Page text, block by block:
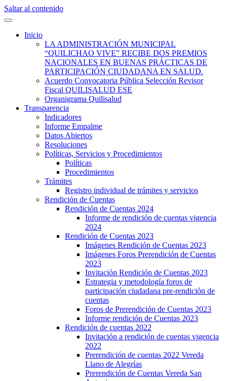
Saltar al contenido
Quilisalud
Inicio
LA ADMINISTRACIÓN MUNICIPAL
“QUILICHAO VIVE” RECIBE DOS PREMIOS
NACIONALES EN BUENAS PRÁCTICAS DE
PARTICIPACIÓN CIUDADANA EN SALUD.
Acuerdo Convocatoria Pública Selección Revisor
Fiscal QUILISALUD ESE
Organigrama Quilisalud
Transparencia
Indicadores
Informe Empalme
Datos Abiertos
Resoluciones
Políticas, Servicios y Procedimientos
Políticas
Procedimientos
Trámites
Registro individual de trámites y servicios
Rendición de Cuentas
Rendición de Cuentas 2024
Informe de rendición de cuentas vigencia
2024
Rendición de Cuentas 2023
Imágenes Rendición de Cuentas 2023
Imágenes Foros Prerendición de Cuentas
2023
Invitación Rendición de Cuentas 2023
Estrategia y metodología foros de
participación ciudadana pre-rendición de
cuentas
Foros de Prerendición de Cuentas 2023
Informe rendición de Cuentas 2023
Rendición de cuentas 2022
Invitación a rendición de cuentas vigencia
2022
Prerendición de cuentas 2022 Vereda
Llano de Alegrías
Prerendición de Cuentas Vereda San